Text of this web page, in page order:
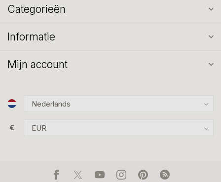
Categorieën
Informatie
Mijn account
€